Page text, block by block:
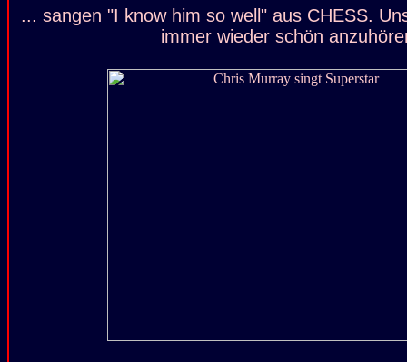
... sangen "I know him so well" aus CHESS.
immer wieder schön